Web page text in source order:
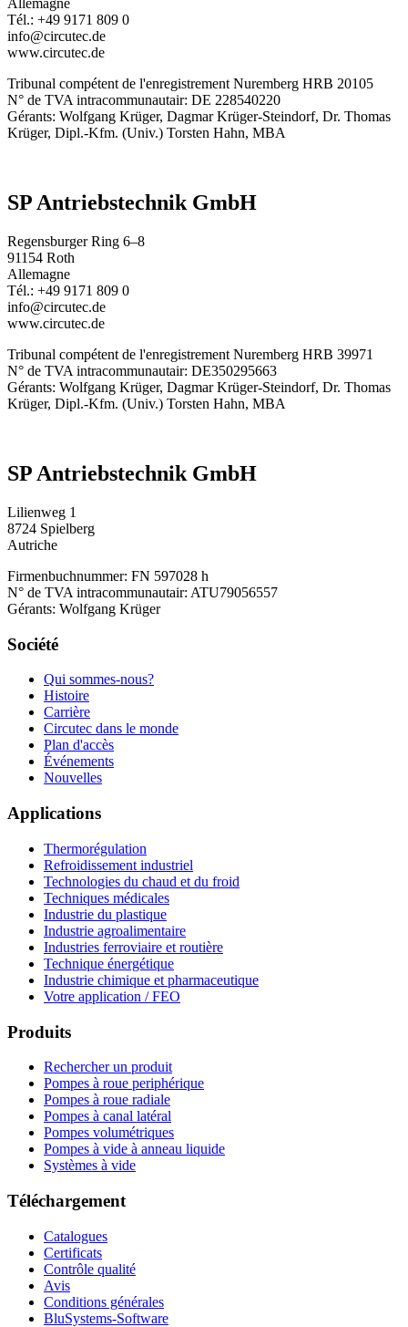
Allemagne
Tél.: +49 9171 809 0
info@circutec.de
www.circutec.de
Tribunal compétent de l'enregistrement Nuremberg HRB 20105
N° de TVA intracommunautair: DE 228540220
Gérants: Wolfgang Krüger, Dagmar Krüger-Steindorf, Dr. Thomas
Krüger, Dipl.-Kfm. (Univ.) Torsten Hahn, MBA
SP Antriebstechnik GmbH
Regensburger Ring 6–8
91154 Roth
Allemagne
Tél.: +49 9171 809 0
info@circutec.de
www.circutec.de
Tribunal compétent de l'enregistrement Nuremberg HRB 39971
N° de TVA intracommunautair: DE350295663
Gérants: Wolfgang Krüger, Dagmar Krüger-Steindorf, Dr. Thomas
Krüger, Dipl.-Kfm. (Univ.) Torsten Hahn, MBA
SP Antriebstechnik GmbH
Lilienweg 1
8724 Spielberg
Autriche
Firmenbuchnummer: FN 597028 h
N° de TVA intracommunautair: ATU79056557
Gérants: Wolfgang Krüger
Société
Qui sommes-nous?
Histoire
Carrière
Circutec dans le monde
Plan d'accès
Événements
Nouvelles
Applications
Thermorégulation
Refroidissement industriel
Technologies du chaud et du froid
Techniques médicales
Industrie du plastique
Industrie agroalimentaire
Industries ferroviaire et routière
Technique énergétique
Industrie chimique et pharmaceutique
Votre application / FEO
Produits
Rechercher un produit
Pompes à roue periphérique
Pompes à roue radiale
Pompes à canal latéral
Pompes volumétriques
Pompes à vide à anneau liquide
Systèmes à vide
Téléchargement
Catalogues
Certificats
Contrôle qualité
Avis
Conditions générales
BluSystems-Software